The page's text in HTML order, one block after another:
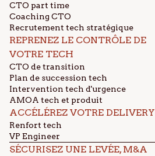
CTO part time
Coaching CTO
Recrutement tech stratégique
REPRENEZ LE CONTRÔLE DE
VOTRE TECH
CTO de transition
Plan de succession tech
Intervention tech d'urgence
AMOA tech et produit
ACCÉLÉREZ VOTRE DELIVERY
Renfort tech
VP Engineer
SÉCURISEZ UNE LEVÉE, M&A